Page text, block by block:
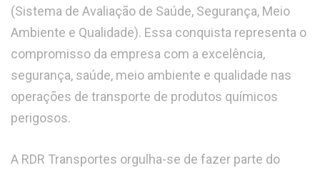
(Sistema de Avaliação de Saúde, Segurança, Meio
Ambiente e Qualidade). Essa conquista representa o
compromisso da empresa com a excelência,
segurança, saúde, meio ambiente e qualidade nas
operações de transporte de produtos químicos
perigosos.
A RDR Transportes orgulha-se de fazer parte do